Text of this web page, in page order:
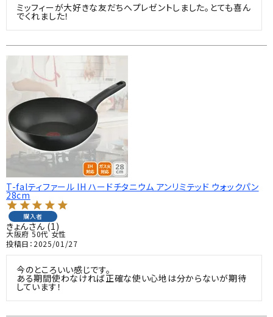
ミッフィーが大好きな友だちへプレゼントしました。とても喜ん
でくれました！
T-falティファール IH ハードチタニウム アンリミテッド ウォックパン
28cm
購入者
きょん 1
大阪府 50代 女性
投稿日 2025/01/27
今のところいい感じです。
ある期間使わなければ正確な使い心地は分からないが期待
しています！